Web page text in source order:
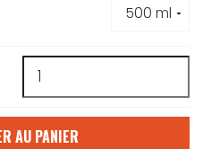
AU PANIER